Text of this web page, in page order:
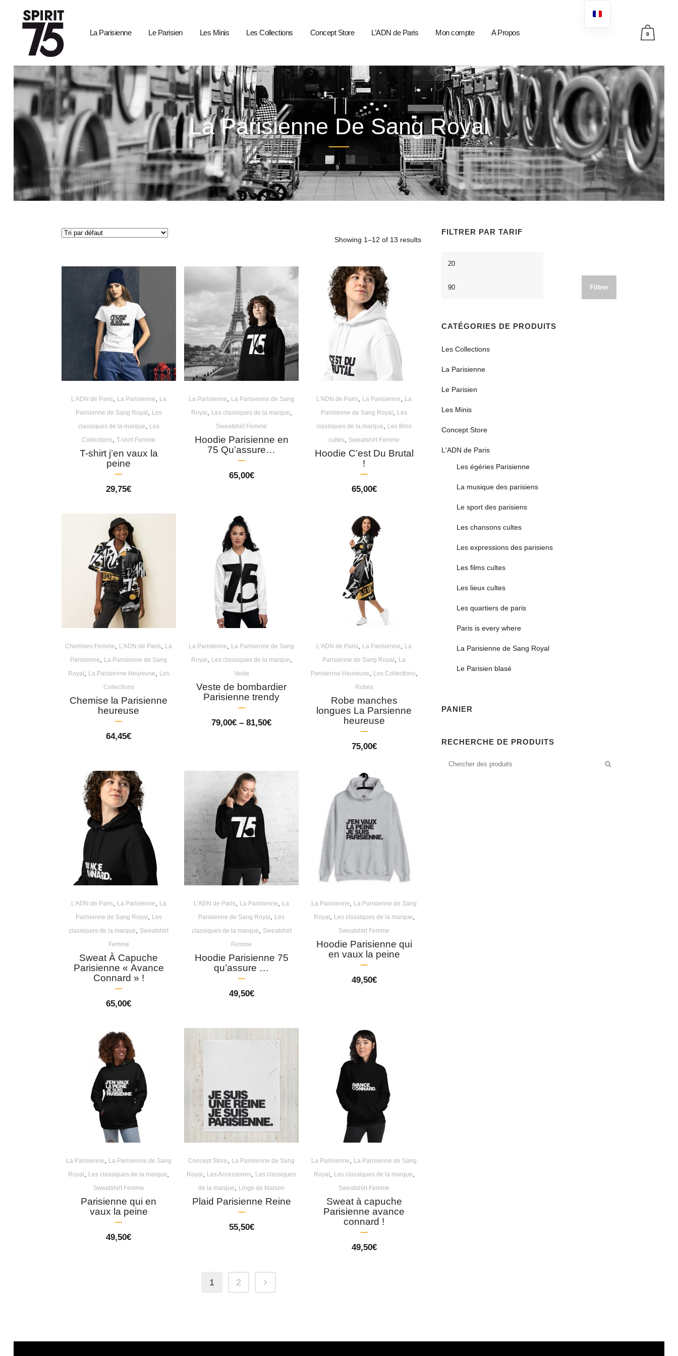
0
La Parisienne Le Parisien Les Minis Les Collections Concept Store L’ADN de Paris Mon compte A Propos
La Parisienne De Sang Royal
Showing 1–12 of 13 results
L'ADN de Paris, La Parisienne, La
Parisienne de Sang Royal , Les
classiques de la marque, Les
Collections,T-shirt Femme
T-shirt j’en vaux la
peine
29,75€
La Parisienne, La Parisienne de Sang
Royal , Les classiques de la marque,
Sweatshirt Femme
Hoodie Parisienne en
75 Qu’assure…
65,00€
L'ADN de Paris, La Parisienne, La
Parisienne de Sang Royal , Les
classiques de la marque, Les films
cultes, Sweatshirt Femme
Hoodie C’est Du Brutal
!
65,00€
Chemises Femme, L'ADN de Paris, La
Parisienne, La Parisienne de Sang
Royal , La Parisienne Heureuse, Les
Collections
Chemise la Parisienne
heureuse
64,45€
La Parisienne, La Parisienne de Sang
Royal , Les classiques de la marque,
Veste
Veste de bombardier
Parisienne trendy
79,00€ – 81,50€Price
L'ADN de Paris, La Parisienne, La
Parisienne de Sang Royal , La
Parisienne Heureuse, Les Collections,
Robes
Robe manches
longues La Parsienne
heureuse
75,00€
L'ADN de Paris, La Parisienne
La
Parisienne de Sang Royal
Les
classiques de la marque
Sweatshirt
Femme
Sweat À Capuche
Parisienne « Avance
Connard » !
65,00€
L'ADN de Paris La Parisienne
La
Parisienne de Sang Royal
Les
classiques de la marque
Sweatshirt
Femme
Hoodie Parisienne 75
qu’assure …
49,50€
La Parisienne
La Parisienne de Sang
Royal
Les classiques de la marque
Sweatshirt Femme
Hoodie Parisienne qui
en vaux la peine
49,50€
La Parisienne
La Parisienne de Sang
Royal
Les classiques de la marque
Sweatshirt Femme
Parisienne qui en
vaux la peine
49,50€
Concept Store
La Parisienne de Sang
Royal
Les Accessoires
Les classiques
de la marque
Linge de Maison
Plaid Parisienne Reine
55,50€
La Parisienne
La Parisienne de Sang
Royal
Les classiques de la marque
Sweatshirt Femme
Sweat à capuche
Parisienne avance
connard !
49,50€
1 2
FILTRER PAR TARIF
Filtrer
CATÉGORIES DE PRODUITS
Les Collections
La Parisienne
Le Parisien
Les Minis
Concept Store
L'ADN de Paris
Les égéries Parisienne
La musique des parisiens
Le sport des parisiens
Les chansons cultes
Les expressions des parisiens
Les films cultes
Les lieux cultes
Les quartiers de paris
Paris is every where
La Parisienne de Sang Royal
Le Parisien blasé
PANIER
RECHERCHE DE PRODUITS